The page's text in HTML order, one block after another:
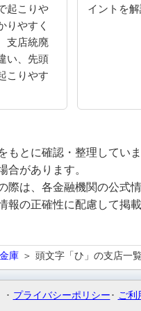
起こりや
りやすく
支店統廃
い、先頭
こりやす
イントを解
もとに確認・整理してい
合があります。
は、各金融機関の公式
の正確性に配慮して掲載
庫 頭文字「ひ」の支店一
プライバシーポリシー ご利